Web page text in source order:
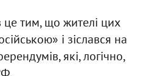
це тим, що жителі цих
і зіслався на
які, логічно,